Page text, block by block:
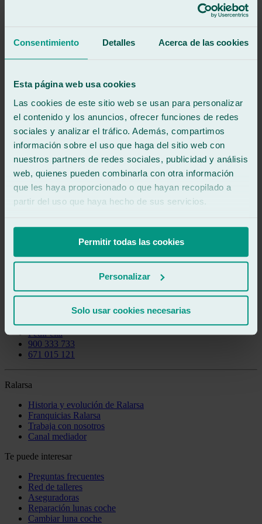
Consentimiento Detalles Acerca de las cookies
Esta página web usa cookies
Las cookies de este sitio web se usan para personalizar
el contenido y los anuncios, ofrecer funciones de redes
sociales y analizar el tráfico. Además, compartimos
información sobre el uso que haga del sitio web con
nuestros partners de redes sociales, publicidad y análisis
web, quienes pueden combinarla con otra información
que les haya proporcionado o que hayan recopilado a
partir del uso que haya hecho de sus servicios.
Permitir todas las cookies
Personalizar
Solo usar cookies necesarias
Badajoz
Algeciras
Illescas
Saber más
Saber más
Pedir cita
900 333 733
671 015 121
Ralarsa
Historia y evolución de Ralarsa
Franquicias Ralarsa
Trabaja con nosotros
Canal mediador
Te puede interesar
Preguntas frecuentes
Red de talleres
Aseguradoras
Reparación lunas coche
Cambiar luna coche